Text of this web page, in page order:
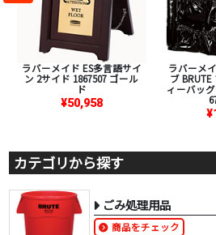
ラバーメイド ES多言語サイ
ン 2サイド 1867507 ゴール
ド
¥50,958
ラバーメ
ブ
ィーバッ
カテゴリから探す
ごみ処理用品
商品をチェック